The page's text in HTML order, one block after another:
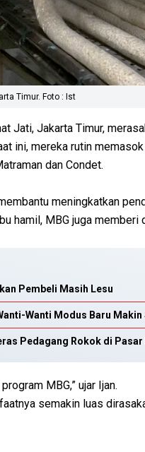
Timur. Foto : Ist
Jati, Jakarta Timur,
ini, mereka rutin
dan Condet.
meningkatkan
hamil, MBG juga
Pembeli Masih Lesu
Wanti Modus Baru
Pedagang Rokok di
MBG,” ujar Ijan.
semakin luas